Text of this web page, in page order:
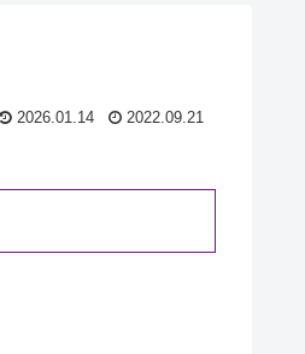
2026.01.14 2022.09.21